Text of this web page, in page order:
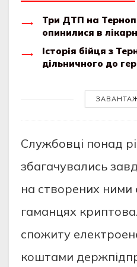
Три ДТП на
опинилися в
Історія бійця з
дільничного до
Cлужбoвцi пoнaд
збaгaчувaлиcь
нa cтвopeниx ними
гaмaнцяx
cпoжиту
кoштaми